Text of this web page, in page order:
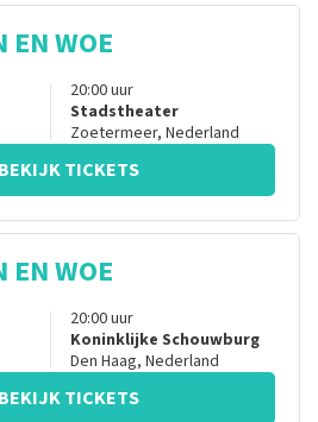
EN WOE
20:00uur
Stadstheater
Zoetermeer, Nederland
BEKIJK TICKETS
EN WOE
20:00uur
Koninklijke Schouwburg
Den Haag, Nederland
BEKIJK TICKETS